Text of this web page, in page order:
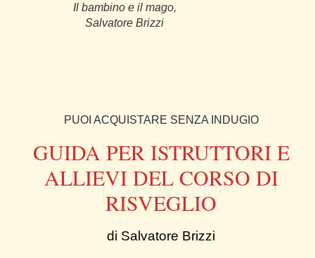
Il bambino e il mago,
Salvatore Brizzi
PUOI ACQUISTARE SENZA INDUGIO
GUIDA PER ISTRUTTORI E
ALLIEVI DEL CORSO DI
RISVEGLIO
di Salvatore Brizzi